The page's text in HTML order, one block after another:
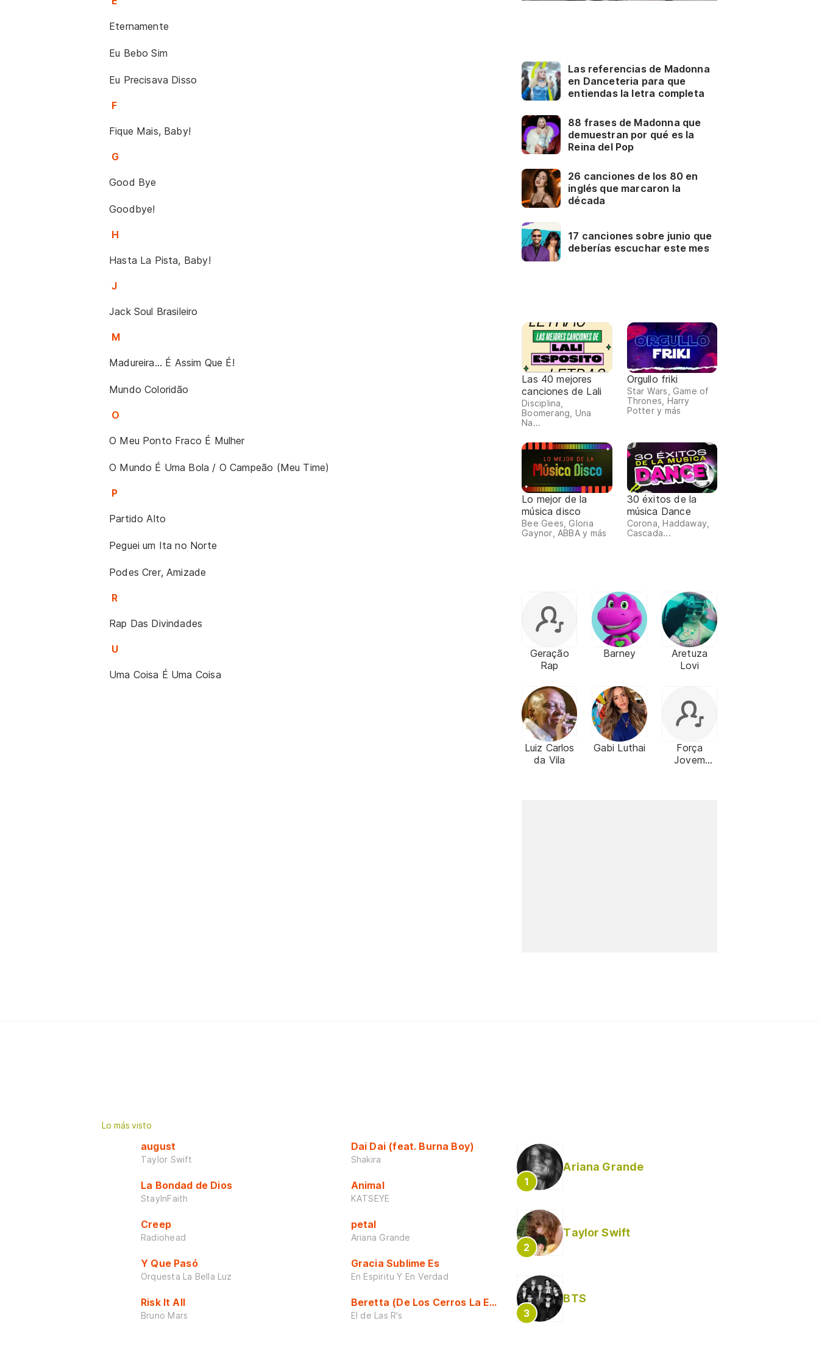
Eternamente
Eu Bebo Sim
Eu Precisava Disso
F
Fique Mais, Baby!
G
Good Bye
Goodbye!
H
Hasta La Pista, Baby!
J
Jack Soul Brasileiro
M
Madureira... É Assim Que É!
Mundo Coloridão
O
O Meu Ponto Fraco É Mulher
O Mundo É Uma Bola / O Campeão (Meu Time)
P
Partido Alto
Peguei um Ita no Norte
Podes Crer, Amizade
R
Rap Das Divindades
U
Uma Coisa É Uma Coisa
Las referencias de Madonna
en Danceteria para que
entiendas la letra completa
88 frases de Madonna que
demuestran por qué es la
Reina del Pop
26 canciones de los 80 en
inglés que marcaron la
década
17 canciones sobre junio que
deberías escuchar este mes
Las 40 mejores
canciones de Lali
Disciplina,
Boomerang, Una
Na...
Orgullo friki
Star Wars, Game of
Thrones, Harry
Potter y más
Lo mejor de la
música disco
Bee Gees, Gloria
Gaynor, ABBA y más
30 éxitos de la
música Dance
Corona, Haddaway,
Cascada...
Geração
Rap
Barney
Aretuza
Lovi
Luiz Carlos
da Vila
Gabi Luthai
Força
Jovem
Lo más visto
august
Taylor Swift
La Bondad de Dios
StayInFaith
Creep
Radiohead
Y Que Pasó
Orquesta La Bella Luz
Risk It All
Bruno Mars
Dai Dai (feat. Burna Boy)
Shakira
Animal
KATSEYE
petal
Ariana Grande
Gracia Sublime Es
En Espiritu Y En Verdad
Beretta (De Los Cerros La Escuela)
El de Las R's
Ariana Grande
Taylor Swift
BTS